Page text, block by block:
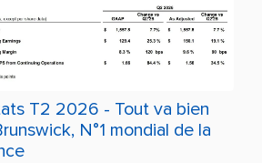
T2 2026 - Tout va bien
N°1 mondial de la